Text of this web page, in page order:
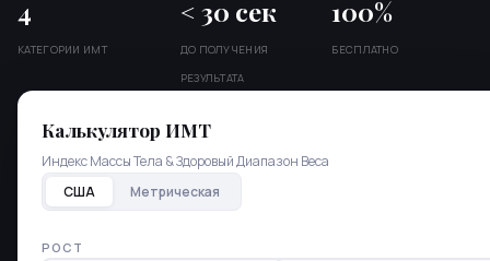
4
КАТЕГОРИИ ИМТ
< 30 сек
ДО ПОЛУЧЕНИЯ
РЕЗУЛЬТАТА
100%
БЕСПЛАТНО
Калькулятор ИМТ
Индекс Массы Тела & Здоровый Диапазон Веса
США
Метрическая
РОСТ